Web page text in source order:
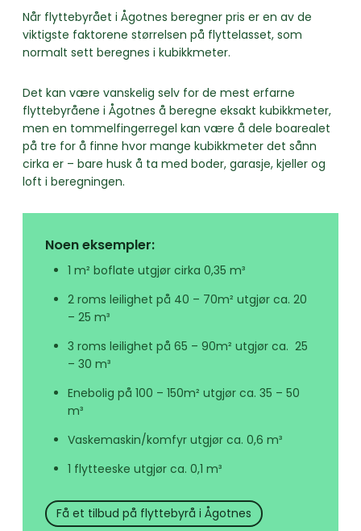
Når flyttebyrået i Ågotnes beregner pris er en av de
viktigste faktorene størrelsen på flyttelasset, som
normalt sett beregnes i kubikkmeter.
Det kan være vanskelig selv for de mest erfarne
flyttebyråene i Ågotnes å beregne eksakt kubikkmeter,
men en tommelfingerregel kan være å dele boarealet
på tre for å finne hvor mange kubikkmeter det sånn
cirka er – bare husk å ta med boder, garasje, kjeller og
loft i beregningen.
Noen eksempler:
1 m² boflate utgjør cirka 0,35 m³
2 roms leilighet på 40 – 70m² utgjør ca. 20
– 25 m³
3 roms leilighet på 65 – 90m² utgjør ca. 25
– 30 m³
Enebolig på 100 – 150m² utgjør ca. 35 – 50
m³
Vaskemaskin/komfyr utgjør ca. 0,6 m³
1 flytteeske utgjør ca. 0,1 m³
Få et tilbud på flyttebyrå i Ågotnes